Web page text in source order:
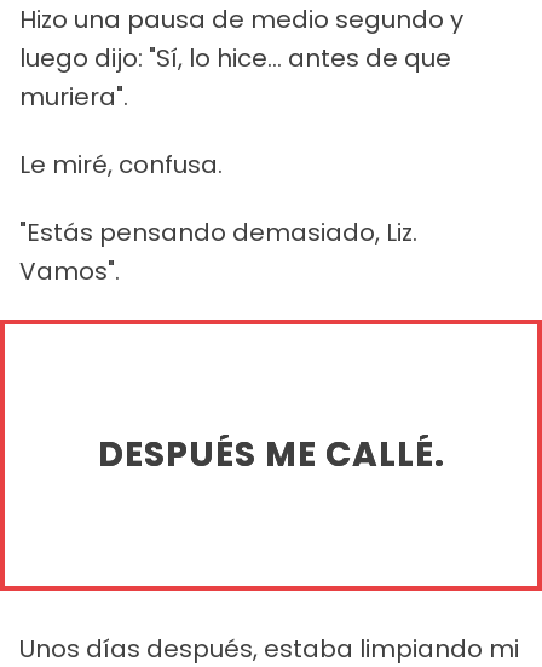
Hizo una pausa de medio segundo y
luego dijo: "Sí, lo hice... antes de que
muriera".
Le miré, confusa.
"Estás pensando demasiado, Liz.
Vamos".
DESPUÉS ME CALLÉ.
Unos días después, estaba limpiando mi